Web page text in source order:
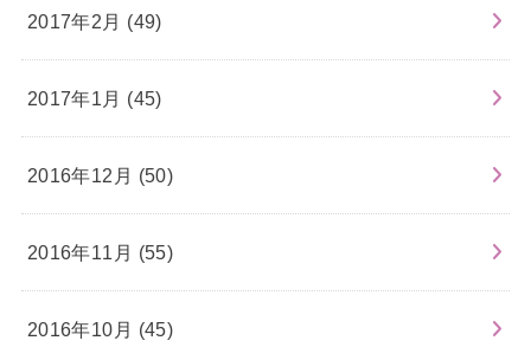
2017年2月 (49)
2017年1月 (45)
2016年12月 (50)
2016年11月 (55)
2016年10月 (45)